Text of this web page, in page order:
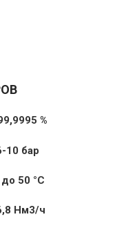
%
бар
50 °C
Нм3/ч